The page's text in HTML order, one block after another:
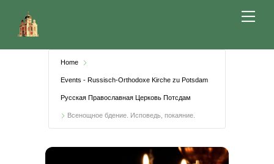
Home
Events - Russisch-Orthodoxe Kirche zu Potsdam
Русская Православная Церковь Потсдам
Всенощное бдение. Исповедь, покаяние.